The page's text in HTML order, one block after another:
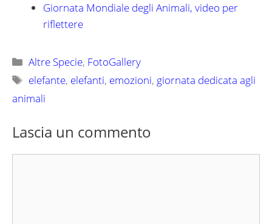
Giornata Mondiale degli Animali, video per
riflettere
Categorie
Altre Specie, FotoGallery
Tag
elefante, elefanti, emozioni, giornata dedicata agli
animali
Lascia un commento